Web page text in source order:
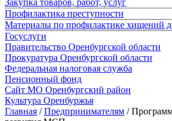
Профилактика преступности
Материалы по профилактике хищений
Госуслуги
Правительство Оренбургской области
Прокуратура Оренбургской области
Федеральная налоговая служба
Пенсионный фонд
Сайт МО Оренбургский район
Культура Оренбуржья
Главная /Предпринимателям /